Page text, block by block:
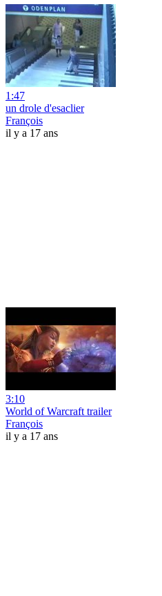
1:47
un drole d'esaclier
François
il y a 17 ans
3:10
World of Warcraft trailer
François
il y a 17 ans